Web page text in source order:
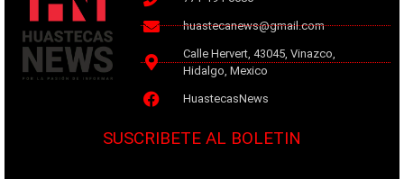
huastecanews@gmail.com
Calle Hervert, 43045, Vinazco,
Hidalgo, Mexico
HuastecasNews
SUSCRIBETE AL BOLETIN